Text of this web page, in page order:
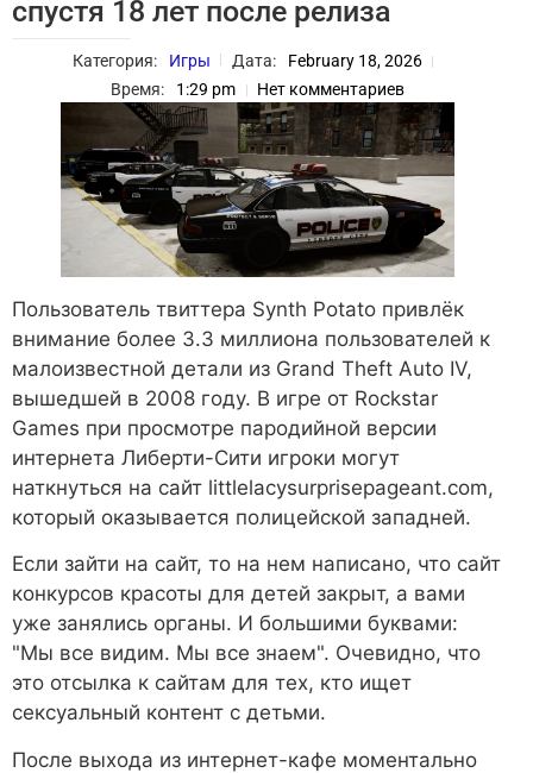
спустя 18 лет после релиза
Категория: Игры Дата:
February 18, 2026
Время:
1:29 pm Нет комментариев
Пользователь твиттера Synth Potato привлёк
внимание более 3.3 миллиона пользователей к
малоизвестной детали из Grand Theft Auto IV,
вышедшей в 2008 году. В игре от Rockstar
Games при просмотре пародийной версии
интернета Либерти-Сити игроки могут
наткнуться на сайт littlelacysurprisepageant.com,
который оказывается полицейской западней.
Если зайти на сайт, то на нем написано, что сайт
конкурсов красоты для детей закрыт, а вами
уже занялись органы. И большими буквами:
"Мы все видим. Мы все знаем". Очевидно, что
это отсылка к сайтам для тех, кто ищет
сексуальный контент с детьми.
После выхода из интернет-кафе моментально